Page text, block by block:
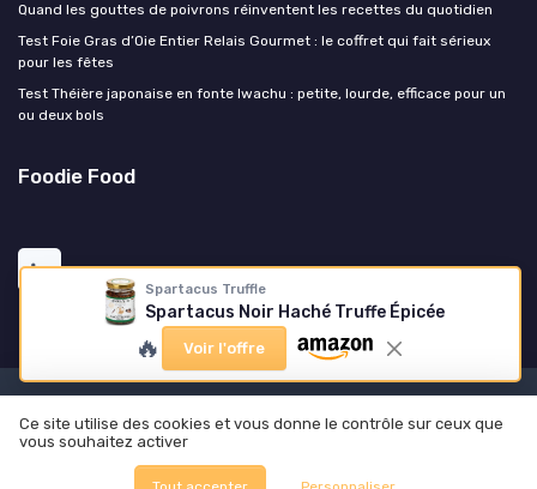
Spartacus Truffle
Spartacus Noir Haché Truffe Épicée
🔥 Voir l'offre
Quand les gouttes de poivrons réinventent les recettes du quotidien
Test Foie Gras d’Oie Entier Relais Gourmet : le coffret qui fait sérieux
pour les fêtes
Test Théière japonaise en fonte Iwachu : petite, lourde, efficace pour un
ou deux bols
Foodie Food
Ce site utilise des cookies et vous donne le contrôle sur ceux que
vous souhaitez activer